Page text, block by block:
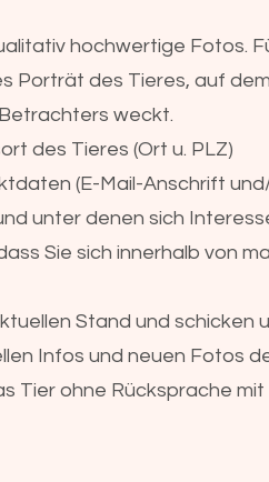
hochwertige Fotos.
Porträt des Tieres, auf
weckt.
des Tieres (Ort u. PLZ)
(E-Mail-Anschrift
unter denen sich
Sie sich innerhalb von
Stand und schicken
Infos und neuen Fotos
Tier ohne Rücksprache